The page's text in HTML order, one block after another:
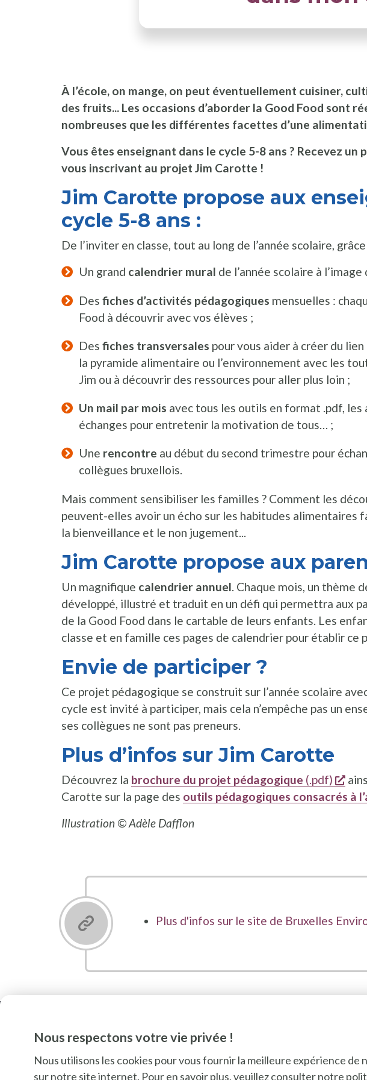
Nous respectons votre vie privée !
Nous utilisons les cookies pour vous fournir la meilleure expérience de
sur notre site internet. Pour en savoir plus, veuillez consulter notre
À l’école, on mange, on peut éventuellement cuisiner,
des fruits... Les occasions d’aborder la Good Food sont
nombreuses que les différentes facettes d’une
Vous êtes enseignant dans le cycle 5-8 ans ? Recevez un
vous inscrivant au projet Jim Carotte !
Jim Carotte propose aux
cycle 5-8 ans :
De l’inviter en classe, tout au long de l’année scolaire, grâce
Un grand calendrier mural de l’année scolaire à
Des fiches d’activités pédagogiques mensuelles :
Food à découvrir avec vos élèves ;
Des fiches transversales pour vous aider à créer du
la pyramide alimentaire ou l’environnement avec les
Jim ou à découvrir des ressources pour aller plus loin ;
Un mail par mois avec tous les outils en format .pdf, les
échanges pour entretenir la motivation de tous… ;
Une rencontre au début du second trimestre pour
collègues bruxellois.
Mais comment sensibiliser les familles ? Comment les
peuvent-elles avoir un écho sur les habitudes alimentaires
la bienveillance et le non jugement...
Jim Carotte propose aux
Un magnifique calendrier annuel . Chaque mois, un thème
développé, illustré et traduit en un défi qui permettra aux
de la Good Food dans le cartable de leurs enfants. Les
classe et en famille ces pages de calendrier pour établir ce
Envie de participer ?
Ce projet pédagogique se construit sur l’année scolaire
cycle est invité à participer, mais cela n’empêche pas un
ses collègues ne sont pas preneurs.
Plus d’infos sur Jim Carotte
Découvrez la brochure du projet pédagogique (.pdf)
Carotte sur la page des outils pédagogiques consacrés à
Illustration © Adèle Dafflon
Plus d'infos sur le site de Bruxelles